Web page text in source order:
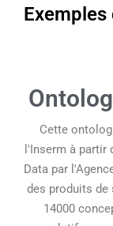
Cette
l'Inserm à partir
Data par
des produits de
14000